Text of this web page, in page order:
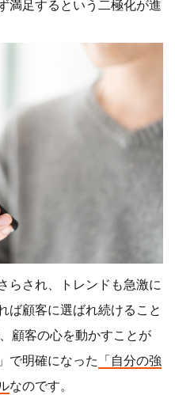
満足するという二極化が進
らされ、トレンドも急激に
ば顧客に選ばれ続けること
顧客の心を動かすことが
で明確になった 「自分の強
なのです。